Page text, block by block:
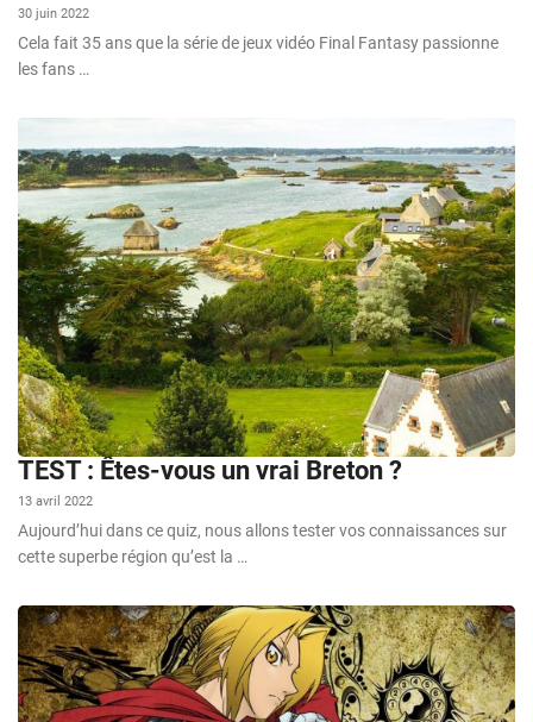
30 juin 2022
Cela fait 35 ans que la série de jeux vidéo Final Fantasy passionne
les fans …
TEST : Êtes-vous un vrai Breton ?
13 avril 2022
Aujourd’hui dans ce quiz, nous allons tester vos connaissances sur
cette superbe région qu’est la …